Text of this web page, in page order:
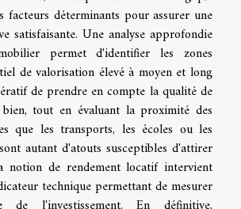
facteurs déterminants pour assurer une
satisfaisante. Une analyse approfondie
permet d'identifier les zones
de valorisation élevé à moyen et long
de prendre en compte la qualité de
tout en évaluant la proximité des
que les transports, les écoles ou les
autant d'atouts susceptibles d'attirer
notion de rendement locatif intervient
technique permettant de mesurer